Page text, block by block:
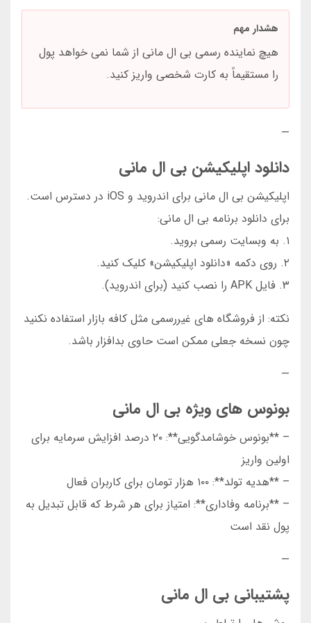
هشدار مهم
هیچ نماینده رسمی بی ال مانی از شما نمی خواهد پول
را مستقیماً به کارت شخصی واریز کنید.
—
دانلود اپلیکیشن بی ال مانی
اپلیکیشن بی ال مانی برای اندروید و iOS در دسترس است.
برای دانلود برنامه بی ال مانی:
۱. به وبسایت رسمی بروید.
۲. روی دکمه «دانلود اپلیکیشن» کلیک کنید.
۳. فایل APK را نصب کنید (برای اندروید).
نکته: از فروشگاه های غیررسمی مثل کافه بازار استفاده نکنید
چون نسخه جعلی ممکن است حاوی بدافزار باشد.
—
بونوس های ویژه بی ال مانی
– **بونوس خوشامدگویی**: ۲۰ درصد افزایش سرمایه برای
اولین واریز
– **هدیه تولد**: ۱۰۰ هزار تومان برای کاربران فعال
– **برنامه وفاداری**: امتیاز برای هر شرط که قابل تبدیل به
پول نقد است
—
پشتیبانی بی ال مانی